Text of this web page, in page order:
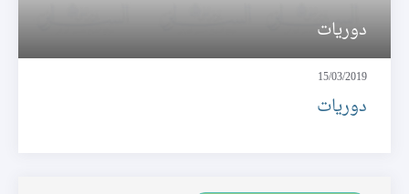
دوريات
15/03/2019
دوريات